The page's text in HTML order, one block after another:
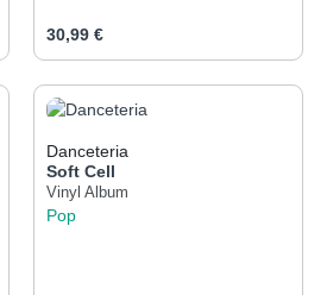
um die
ein oder benutze die
den gewünschten
Regulärer Preis:
30,99 €
Produkt Anzahl: Gib
Danceteria
Soft Cell
Vinyl Album
Pop